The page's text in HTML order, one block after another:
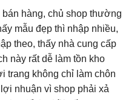
hàng, chủ shop thường
mẫu đẹp thì nhập nhiều,
theo, thấy nhà cung cấp
này rất dễ làm tồn kho
trang không chỉ làm chôn
nhuận vì shop phải xả